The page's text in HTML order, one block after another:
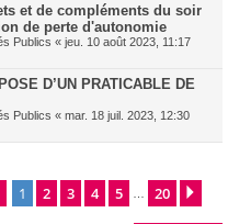
et de compléments du soir
de perte d'autonomie
Publics « jeu. 10 août 2023, 11:17
D’UN PRATICABLE DE
Publics « mar. 18 juil. 2023, 12:30
Page 1sur20
1 2 3 4 5 20